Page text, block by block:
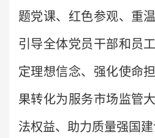
题党课、红色参观、重
引导全体党员干部和员
定理想信念、强化使命
果转化为服务市场监管
法权益、助力质量强国建